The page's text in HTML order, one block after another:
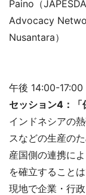
Paino（
Advocacy
Nusantara）
午後 14:00-
セッション4：「
インドネシアの
スなどの生産の
産国側の連携に
を確立すること
現地で企業・行